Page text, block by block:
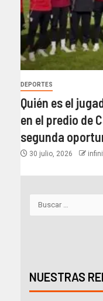
DEPORTES
Quién es el
en el predio de
segunda
30 julio, 2026
NUESTRAS